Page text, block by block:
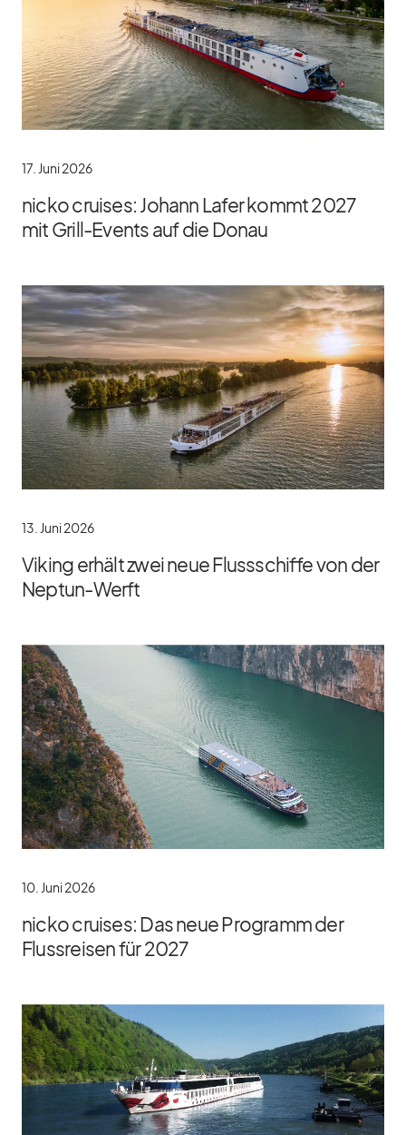
17. Juni 2026
nicko cruises: Johann Lafer kommt 2027
mit Grill-Events auf die Donau
13. Juni 2026
Viking erhält zwei neue Flussschiffe von der
Neptun-Werft
10. Juni 2026
nicko cruises: Das neue Programm der
Flussreisen für 2027